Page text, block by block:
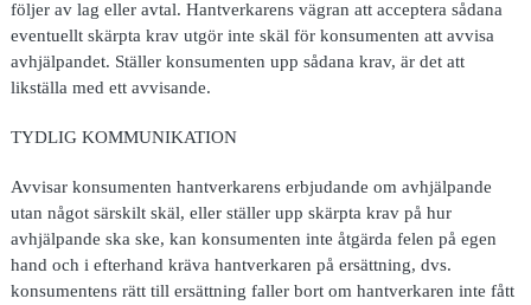
följer av lag eller avtal. Hantverkarens vägran att acceptera sådana
eventuellt skärpta krav utgör inte skäl för konsumenten att avvisa
avhjälpandet. Ställer konsumenten upp sådana krav, är det att
likställa med ett avvisande.
TYDLIG KOMMUNIKATION
Avvisar konsumenten hantverkarens erbjudande om avhjälpande
utan något särskilt skäl, eller ställer upp skärpta krav på hur
avhjälpande ska ske, kan konsumenten inte åtgärda felen på egen
hand och i efterhand kräva hantverkaren på ersättning, dvs.
konsumentens rätt till ersättning faller bort om hantverkaren inte fått